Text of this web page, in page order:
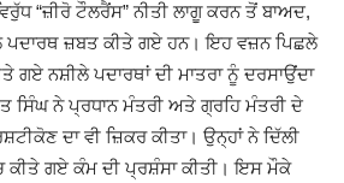
“ਜ਼ੀਰੋ ਟੌਲਰੈਂਸ”ਨੀਤੀ ਲਾਗੂ ਕਰਨ ਤੋਂ ਬਾਅਦ,
ਪਦਾਰਥ ਜ਼ਬਤ ਕੀਤੇ ਗਏ ਹਨ। ਇਹ ਵਜ਼ਨ ਪਿਛਲੇ
ਗਏ ਨਸ਼ੀਲੇ ਪਦਾਰਥਾਂ ਦੀ ਮਾਤਰਾ ਨੂੰ ਦਰਸਾਉਂਦਾ
ਸਿੰਘ ਨੇ ਪ੍ਰਧਾਨ ਮੰਤਰੀ ਅਤੇ ਗ੍ਰਹਿ ਮੰਤਰੀ ਦੇ
ਦਾ ਵੀ ਜ਼ਿਕਰ ਕੀਤਾ। ਉਨ੍ਹਾਂ ਨੇ ਦਿੱਲੀ
ਕੀਤੇ ਗਏ ਕੰਮ ਦੀ ਪ੍ਰਸ਼ੰਸਾ ਕੀਤੀ। ਇਸ ਮੌਕੇ